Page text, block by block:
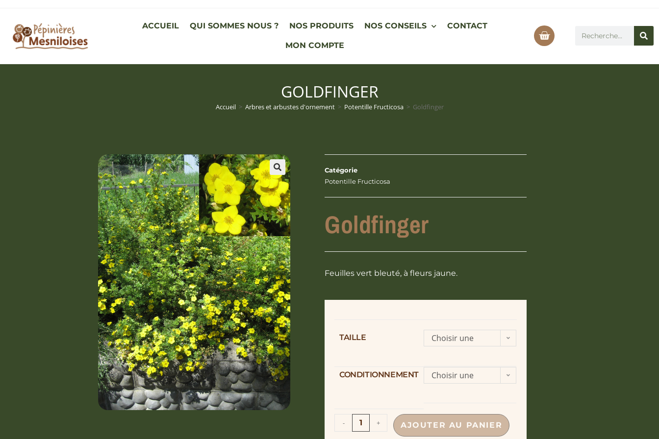
ACCUEIL QUI SOMMES NOUS ? NOS PRODUITS NOS CONSEILS CONTACT
MON COMPTE
GOLDFINGER
Accueil > Arbres et arbustes d'ornement > Potentille Fructicosa > Goldfinger
Catégorie
Potentille Fructicosa
Goldfinger
Feuilles vert bleuté, à fleurs jaune.
TAILLE
Choisir une
CONDITIONNEMENT
Choisir une
- + AJOUTER AU PANIER